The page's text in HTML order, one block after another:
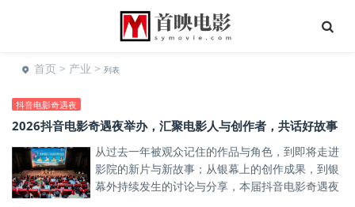
首页 > 产业 > 列表
抖音电影奇遇夜
2026抖音电影奇遇夜举办，汇聚电影人与创作者，共话好故事
从过去一年被观众记住的作品与角色，到即将走进
影院的新片与新故事；从银幕上的创作成果，到银
幕外持续发生的讨论与分享，本届抖音电影奇遇夜